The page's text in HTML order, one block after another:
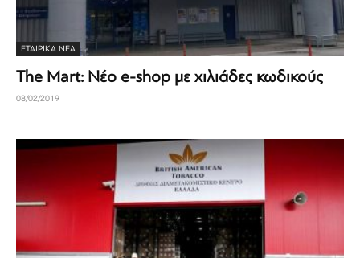
ΕΤΑΙΡΙΚΆ ΝΈΑ
The Mart: Νέο e-shop με χιλιάδες κωδικούς
08/02/2019